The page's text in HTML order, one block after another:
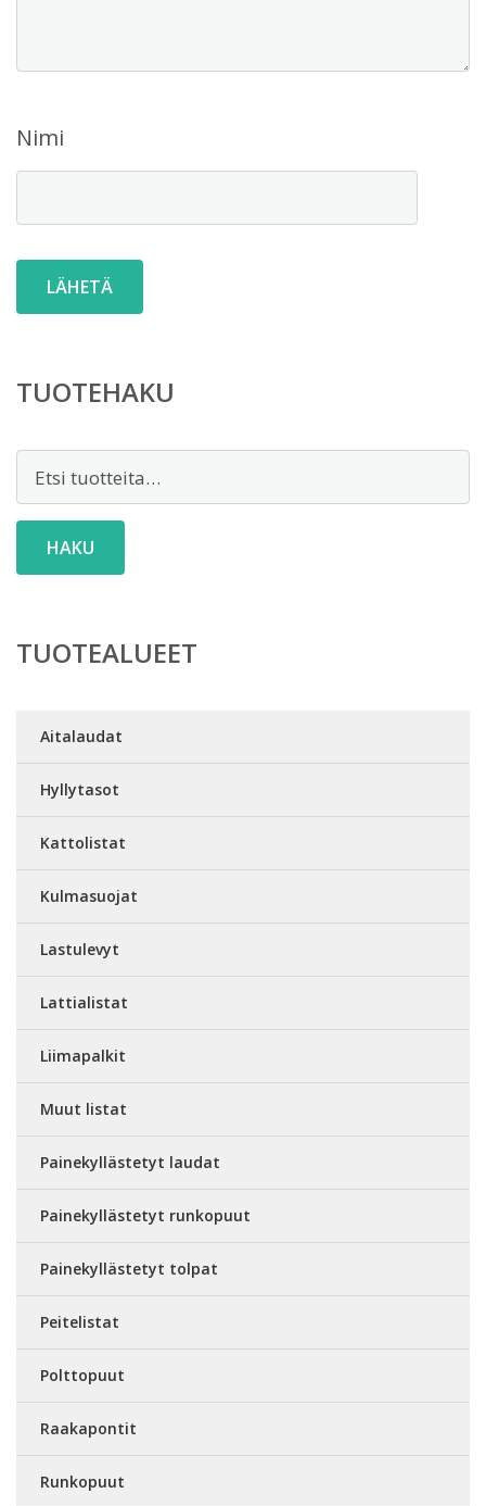
Nimi
TUOTEHAKU
HAKU
TUOTEALUEET
Aitalaudat
Hyllytasot
Kattolistat
Kulmasuojat
Lastulevyt
Lattialistat
Liimapalkit
Muut listat
Painekyllästetyt laudat
Painekyllästetyt runkopuut
Painekyllästetyt tolpat
Peitelistat
Polttopuut
Raakapontit
Runkopuut